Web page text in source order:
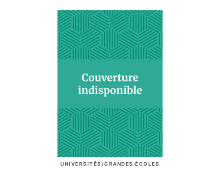
UNIVERSITÉS/GRANDES ÉCOLES